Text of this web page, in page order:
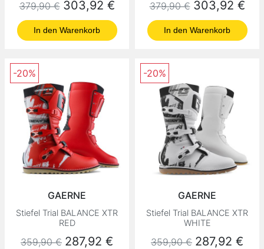
Normaler Preis
379,90 € Preis
303,92 €
In den Warenkorb
Normaler Preis
379,90 € Preis
303,92 €
In den Warenkorb
GAERNE
Stiefel Trial BALANCE XTR
RED
Normaler Preis
359,90 € Preis
287,92 €
-20%
GAERNE
Stiefel Trial BALANCE XTR
WHITE
Normaler Preis
359,90 € Preis
287,92 €
-20%